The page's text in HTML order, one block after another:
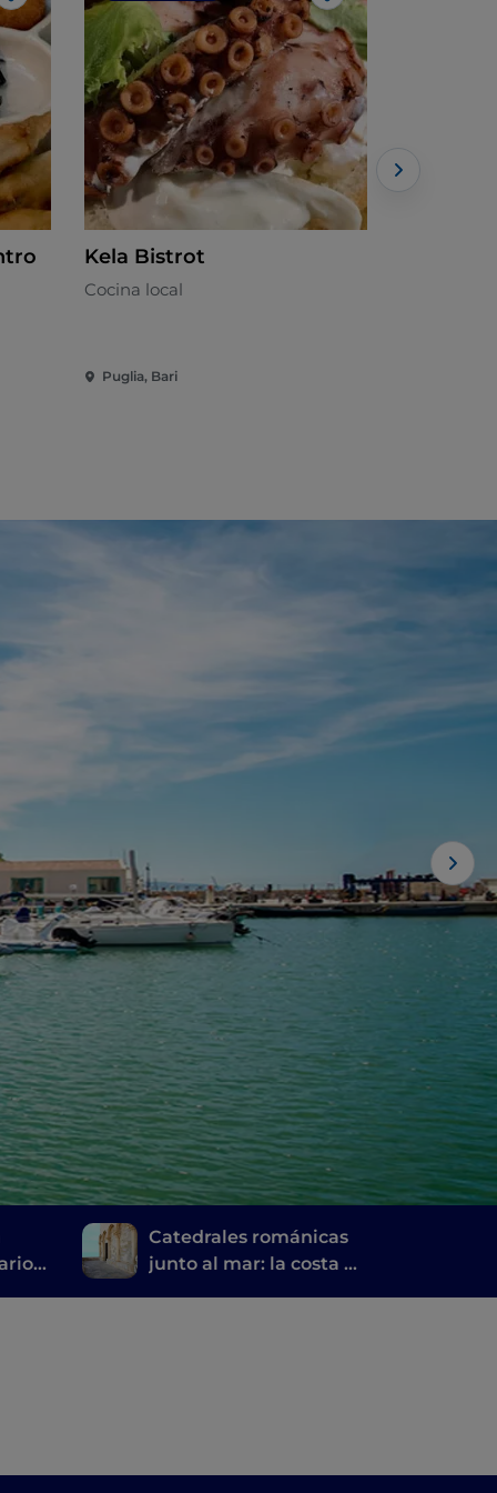
Kela Bistrot
Cocina local
Puglia, Bari
Catedrales románicas
junto al mar: la costa al